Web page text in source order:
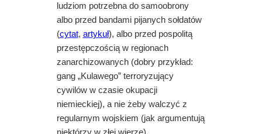
ludziom potrzebna do samoobrony
albo przed bandami pijanych sołdatów
(cytat, artykuł), albo przed pospolitą
przestępczością w regionach
zanarchizowanych (dobry przykład:
gang „Kulawego” terroryzujący
cywilów w czasie okupacji
niemieckiej), a nie żeby walczyć z
regularnym wojskiem (jak argumentują